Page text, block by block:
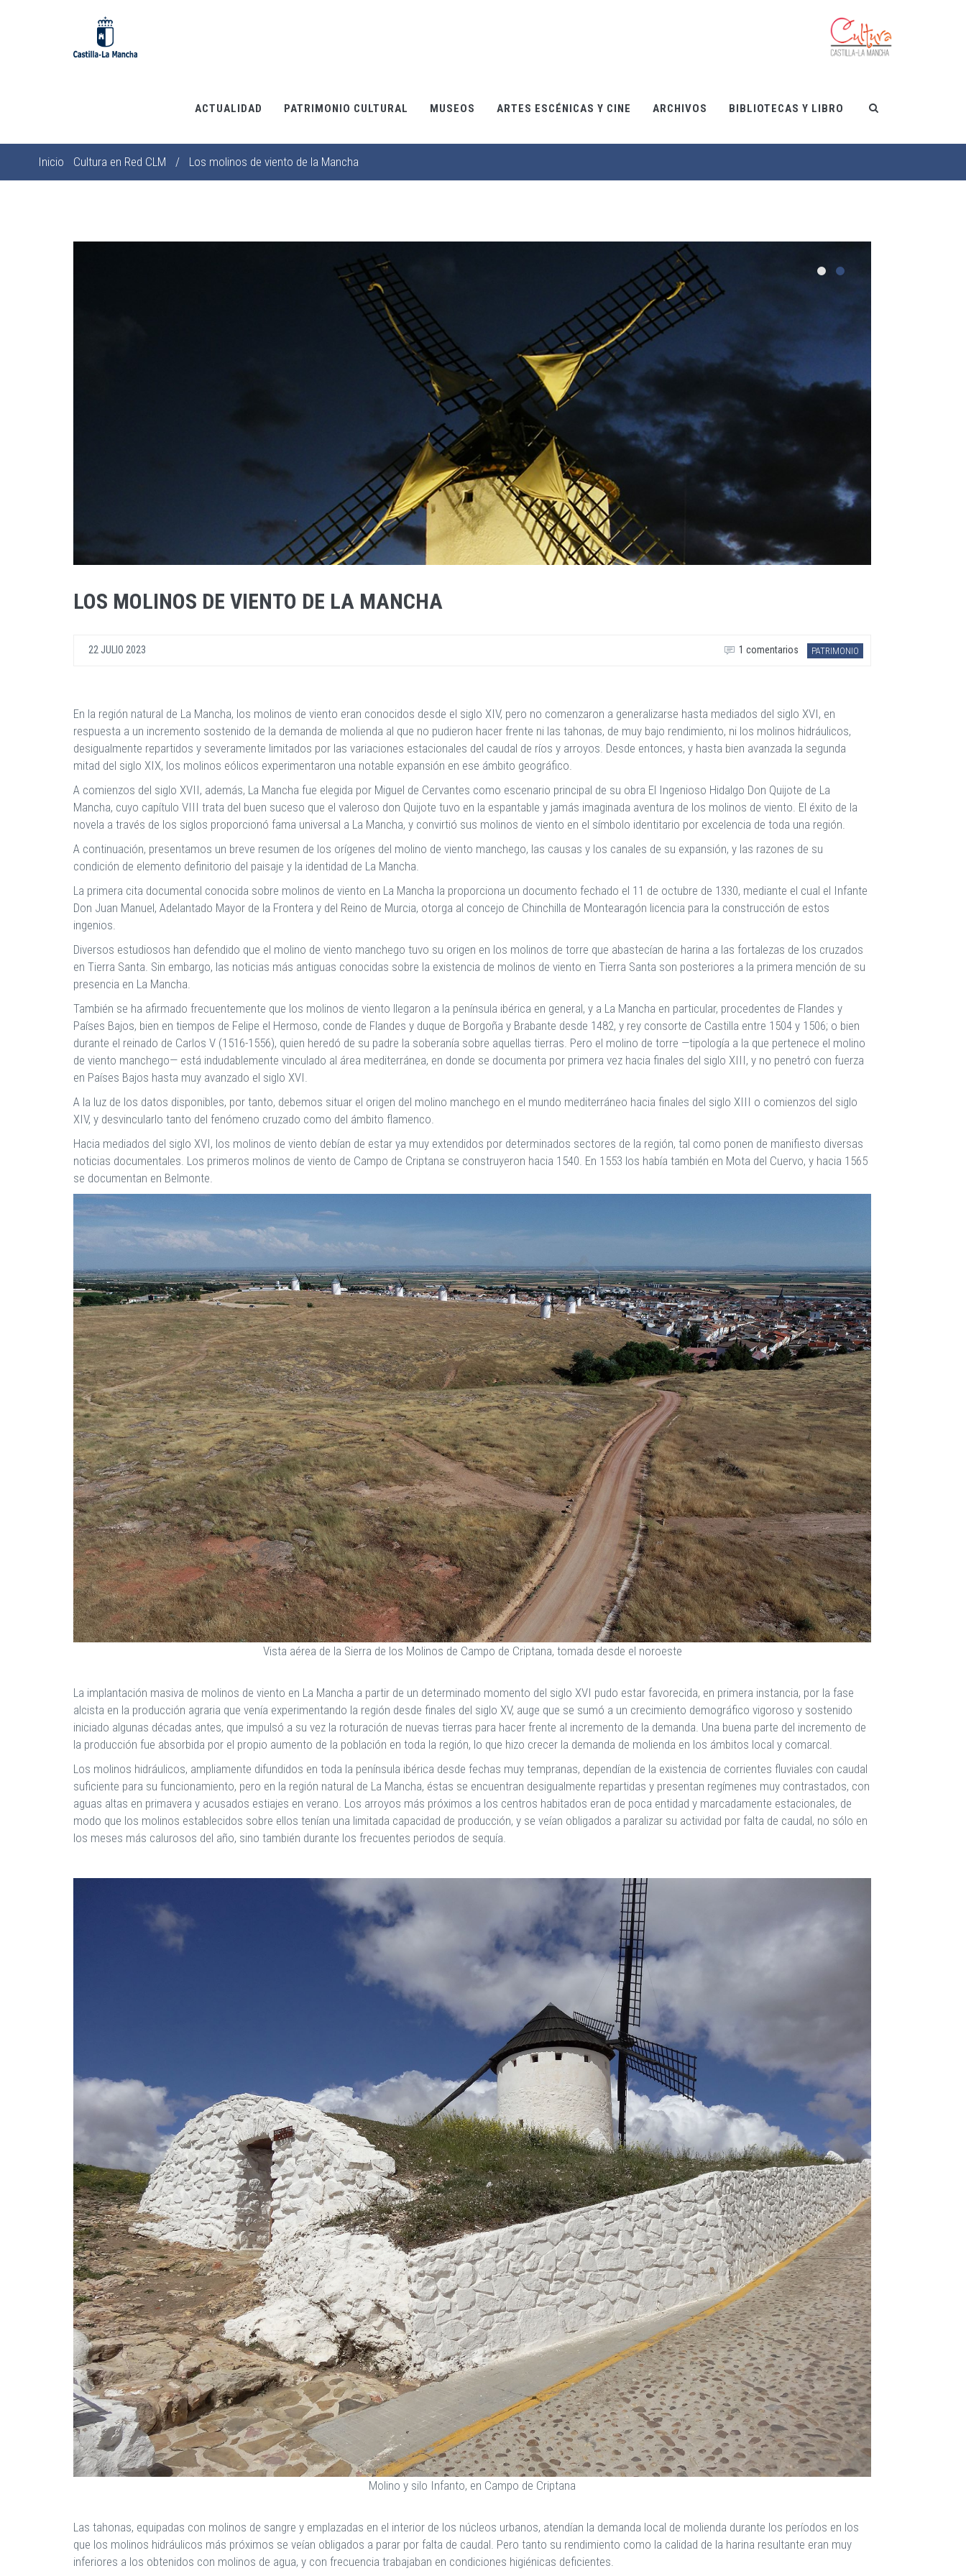
ACTUALIDAD PATRIMONIO CULTURAL MUSEOS ARTES ESCÉNICAS Y CINE ARCHIVOS BIBLIOTECAS Y LIBRO
Sobrescribir
Inicio Cultura en Red CLM / Los molinos de viento de la Mancha
LOS MOLINOS DE VIENTO DE LA MANCHA
22 JULIO 2023 PATRIMONIO
1 comentarios
En la región natural de La Mancha, los molinos de viento eran conocidos desde el siglo XIV, pero no comenzaron a generalizarse hasta mediados del siglo XVI, en
respuesta a un incremento sostenido de la demanda de molienda al que no pudieron hacer frente ni las tahonas, de muy bajo rendimiento, ni los molinos hidráulicos,
desigualmente repartidos y severamente limitados por las variaciones estacionales del caudal de ríos y arroyos. Desde entonces, y hasta bien avanzada la segunda
mitad del siglo XIX, los molinos eólicos experimentaron una notable expansión en ese ámbito geográfico.
A comienzos del siglo XVII, además, La Mancha fue elegida por Miguel de Cervantes como escenario principal de su obra El Ingenioso Hidalgo Don Quijote de La
Mancha, cuyo capítulo VIII trata del buen suceso que el valeroso don Quijote tuvo en la espantable y jamás imaginada aventura de los molinos de viento. El éxito de la
novela a través de los siglos proporcionó fama universal a La Mancha, y convirtió sus molinos de viento en el símbolo identitario por excelencia de toda una región.
A continuación, presentamos un breve resumen de los orígenes del molino de viento manchego, las causas y los canales de su expansión, y las razones de su
condición de elemento definitorio del paisaje y la identidad de La Mancha.
La primera cita documental conocida sobre molinos de viento en La Mancha la proporciona un documento fechado el 11 de octubre de 1330, mediante el cual el Infante
Don Juan Manuel, Adelantado Mayor de la Frontera y del Reino de Murcia, otorga al concejo de Chinchilla de Montearagón licencia para la construcción de estos
ingenios.
Diversos estudiosos han defendido que el molino de viento manchego tuvo su origen en los molinos de torre que abastecían de harina a las fortalezas de los cruzados
en Tierra Santa. Sin embargo, las noticias más antiguas conocidas sobre la existencia de molinos de viento en Tierra Santa son posteriores a la primera mención de su
presencia en La Mancha.
También se ha afirmado frecuentemente que los molinos de viento llegaron a la península ibérica en general, y a La Mancha en particular, procedentes de Flandes y
Países Bajos, bien en tiempos de Felipe el Hermoso, conde de Flandes y duque de Borgoña y Brabante desde 1482, y rey consorte de Castilla entre 1504 y 1506; o bien
durante el reinado de Carlos V (1516-1556), quien heredó de su padre la soberanía sobre aquellas tierras. Pero el molino de torre —tipología a la que pertenece el molino
de viento manchego— está indudablemente vinculado al área mediterránea, en donde se documenta por primera vez hacia finales del siglo XIII, y no penetró con fuerza
en Países Bajos hasta muy avanzado el siglo XVI.
A la luz de los datos disponibles, por tanto, debemos situar el origen del molino manchego en el mundo mediterráneo hacia finales del siglo XIII o comienzos del siglo
XIV, y desvincularlo tanto del fenómeno cruzado como del ámbito flamenco.
Hacia mediados del siglo XVI, los molinos de viento debían de estar ya muy extendidos por determinados sectores de la región, tal como ponen de manifiesto diversas
noticias documentales. Los primeros molinos de viento de Campo de Criptana se construyeron hacia 1540. En 1553 los había también en Mota del Cuervo, y hacia 1565
se documentan en Belmonte.
Vista aérea de la Sierra de los Molinos de Campo de Criptana, tomada desde el noroeste
La implantación masiva de molinos de viento en La Mancha a partir de un determinado momento del siglo XVI pudo estar favorecida, en primera instancia, por la fase
alcista en la producción agraria que venía experimentando la región desde finales del siglo XV, auge que se sumó a un crecimiento demográfico vigoroso y sostenido
iniciado algunas décadas antes, que impulsó a su vez la roturación de nuevas tierras para hacer frente al incremento de la demanda. Una buena parte del incremento de
la producción fue absorbida por el propio aumento de la población en toda la región, lo que hizo crecer la demanda de molienda en los ámbitos local y comarcal.
Los molinos hidráulicos, ampliamente difundidos en toda la península ibérica desde fechas muy tempranas, dependían de la existencia de corrientes fluviales con caudal
suficiente para su funcionamiento, pero en la región natural de La Mancha, éstas se encuentran desigualmente repartidas y presentan regímenes muy contrastados, con
aguas altas en primavera y acusados estiajes en verano. Los arroyos más próximos a los centros habitados eran de poca entidad y marcadamente estacionales, de
modo que los molinos establecidos sobre ellos tenían una limitada capacidad de producción, y se veían obligados a paralizar su actividad por falta de caudal, no sólo en
los meses más calurosos del año, sino también durante los frecuentes periodos de sequía.
Molino y silo Infanto, en Campo de Criptana
Las tahonas, equipadas con molinos de sangre y emplazadas en el interior de los núcleos urbanos, atendían la demanda local de molienda durante los períodos en los
que los molinos hidráulicos más próximos se veían obligados a parar por falta de caudal. Pero tanto su rendimiento como la calidad de la harina resultante eran muy
inferiores a los obtenidos con molinos de agua, y con frecuencia trabajaban en condiciones higiénicas deficientes.